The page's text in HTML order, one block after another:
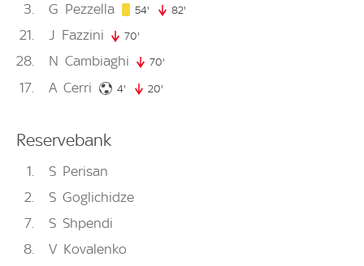
3
G Pezzella 54' 54. minute
82'
21 J Fazzini 70'
28 N Cambiaghi 70'
17 A Cerri 4' 4. minute
20'
Reservebank
1 S Perisan
2
S Goglichidze
7
S Shpendi
8
V Kovalenko